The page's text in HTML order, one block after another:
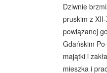
Dziwnie
pruskim z
powiązanej
Gdańskim
majątki i
mieszka i